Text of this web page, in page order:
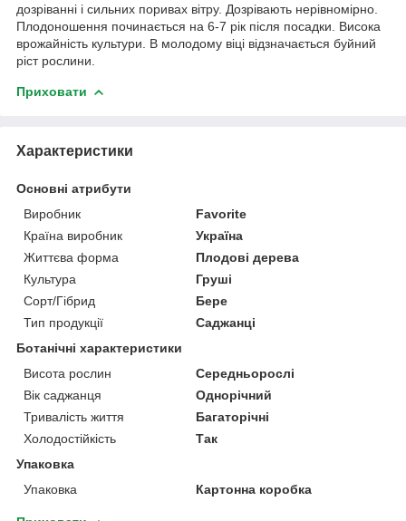
дозріванні і сильних поривах вітру. Дозрівають нерівномірно.
Плодоношення починається на 6-7 рік після посадки. Висока
врожайність культури. В молодому віці відзначається буйний
ріст рослини.
Приховати
Характеристики
Основні атрибути
Виробник
Favorite
Країна виробник
Україна
Життєва форма
Плодові дерева
Культура
Груші
Сорт/Гібрид
Бере
Тип продукції
Саджанці
Ботанічні характеристики
Висота рослин
Середньорослі
Вік саджанця
Однорічний
Тривалість життя
Багаторічні
Холодостійкість
Так
Упаковка
Упаковка
Картонна коробка